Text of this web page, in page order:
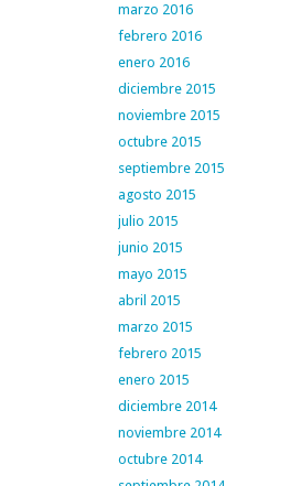
marzo 2016
febrero 2016
enero 2016
diciembre 2015
noviembre 2015
octubre 2015
septiembre 2015
agosto 2015
julio 2015
junio 2015
mayo 2015
abril 2015
marzo 2015
febrero 2015
enero 2015
diciembre 2014
noviembre 2014
octubre 2014